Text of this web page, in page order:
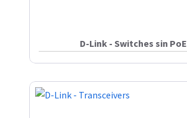
D-Link - Switches sin PoE